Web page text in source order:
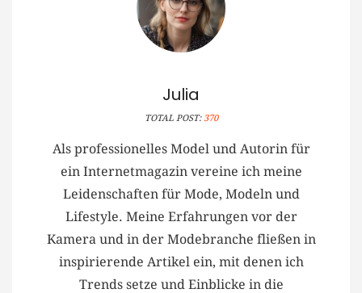
Julia
TOTAL POST: 370
Als professionelles Model und Autorin für
ein Internetmagazin vereine ich meine
Leidenschaften für Mode, Modeln und
Lifestyle. Meine Erfahrungen vor der
Kamera und in der Modebranche fließen in
inspirierende Artikel ein, mit denen ich
Trends setze und Einblicke in die